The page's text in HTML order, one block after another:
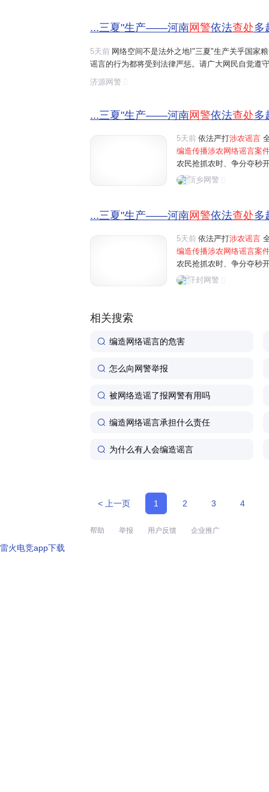
...三夏"生产——河南网警依法查处多
5天前 网络空间不是法外之地!"三夏"生产关乎国家
谣言的行为都将受到法律严惩。请广大网民自觉遵
涉农网络谣言
济源网警
...三夏"生产——河南网警依法查处多
5天前 依法严打涉农谣言
编造传播涉农网络谣言案
农民抢抓农时、争分夺秒
民为博取关注、吸粉引流
新乡网警
...三夏"生产——河南网警依法查处多
5天前 依法严打涉农谣言
编造传播涉农网络谣言案
农民抢抓农时、争分夺秒
民为博取关注、吸粉引流
开封网警
相关搜索
编造网络谣言的危害
怎么向网警举报
被网络造谣了报网警有用吗
编造网络谣言承担什么责任
为什么有人会编造谣言
< 上一页 1 2 3 4
帮助 举报 用户反馈 企业推广
雷火电竞app下载